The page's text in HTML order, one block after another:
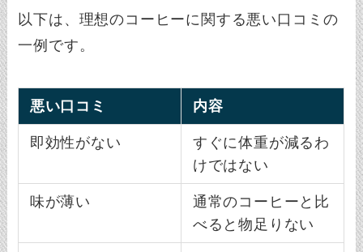
以下は、理想のコーヒーに関する悪い口コミの
一例です。
悪い口コミ 内容
即効性がない
すぐに体重が減るわ
けではない
味が薄い
通常のコーヒーと比
べると物足りない